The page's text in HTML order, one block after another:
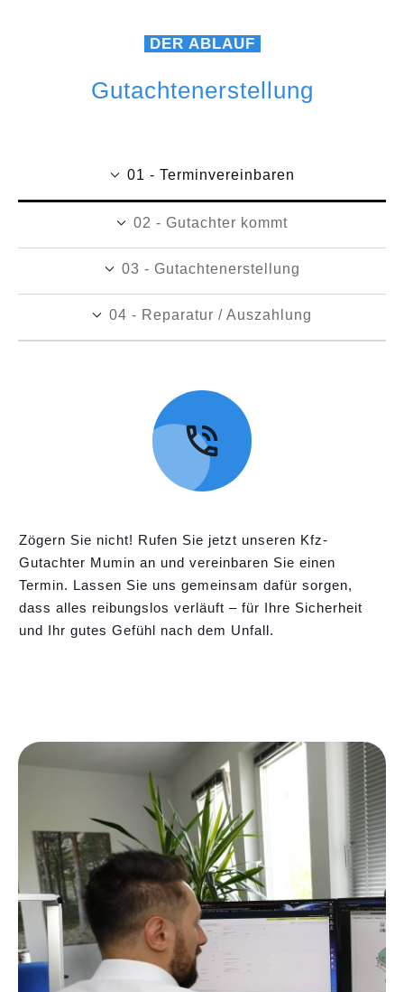
DER ABLAUF
Gutachtenerstellung
01 - Terminvereinbaren
02 - Gutachter kommt
03 - Gutachtenerstellung
04 - Reparatur / Auszahlung
Zögern Sie nicht! Rufen Sie jetzt unseren Kfz-
Gutachter Mumin an und vereinbaren Sie einen
Termin. Lassen Sie uns gemeinsam dafür sorgen,
dass alles reibungslos verläuft – für Ihre Sicherheit
und Ihr gutes Gefühl nach dem Unfall.